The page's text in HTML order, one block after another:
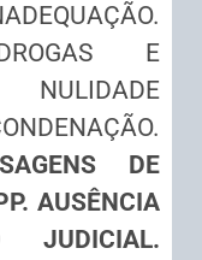
E
DE
AUSÊNCIA
JUDICIAL.